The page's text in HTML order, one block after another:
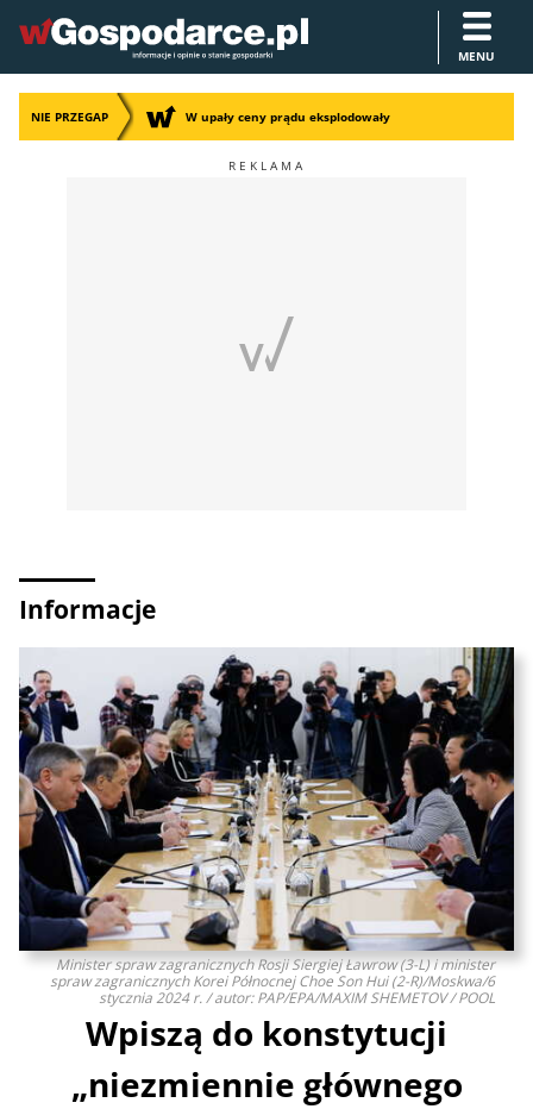
MENU
NIE PRZEGAP W upały ceny prądu eksplodowały
Informacje
Minister spraw zagranicznych Rosji Siergiej Ławrow (3-L) i minister
spraw zagranicznych Korei Północnej Choe Son Hui (2-R)/Moskwa/6
stycznia 2024 r. / autor: PAP/EPA/MAXIM SHEMETOV / POOL
Wpiszą do konstytucji
„niezmiennie głównego